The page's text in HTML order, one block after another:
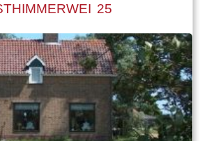
kaarten staat naast de
wier. In 1511 wordt er nog een
Uit het Register van
blijkt dat Epa Ighaz “eijgen
is en Albert Hoytes pachtboer
onder Folsgara. De
25